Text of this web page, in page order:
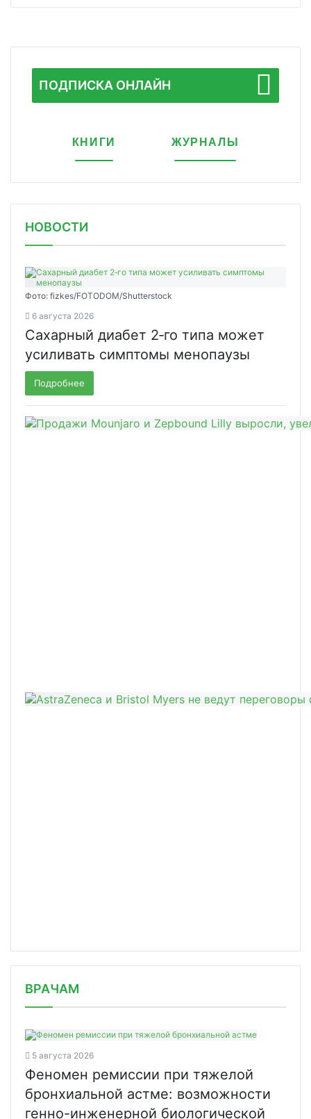
ПОДПИСКА ОНЛАЙН
КНИГИ ЖУРНАЛЫ
НОВОСТИ
Фото: fizkes/FOTODOM/Shutterstock
6 августа 2026
Сахарный диабет 2‑го типа может
усиливать симптомы менопаузы
Подробнее
ВРАЧАМ
5 августа 2026
Феномен ремиссии при тяжелой
бронхиальной астме: возможности
генно-инженерной биологической